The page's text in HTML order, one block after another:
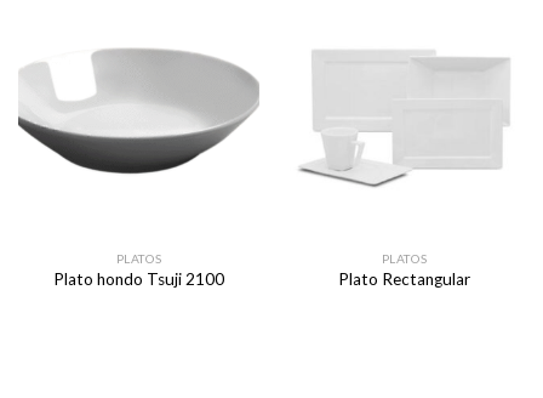
PLATOS
Plato hondo Tsuji 2100
PLATOS
Plato Rectangular